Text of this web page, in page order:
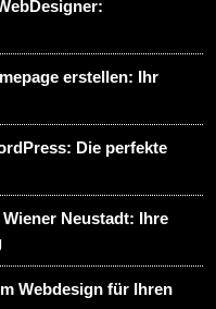
erstellen: Ihr
Die perfekte
Neustadt: Ihre
Webdesign für Ihren